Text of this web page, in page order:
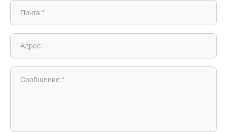
Почта:*
Адрес:
Сообщение:*